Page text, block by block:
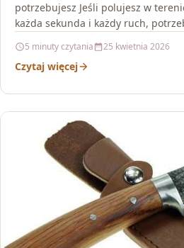
potrzebujesz Jeśli polujesz w
każda sekunda i każdy ruch,
5 minuty czytania 25 kwietnia 2026
Czytaj więcej